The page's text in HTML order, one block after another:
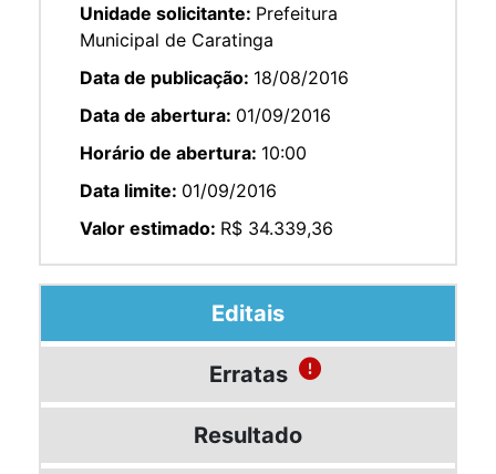
Unidade solicitante: Prefeitura
Municipal de Caratinga
Data de publicação: 18/08/2016
Data de abertura: 01/09/2016
Horário de abertura: 10:00
Data limite: 01/09/2016
Valor estimado: R$ 34.339,36
Editais
Erratas
Resultado